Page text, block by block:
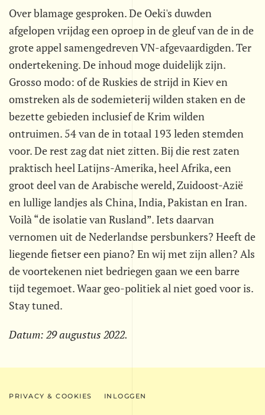
Over blamage gesproken. De Oeki's duwden
afgelopen vrijdag een oproep in de gleuf van de in de
grote appel samengedreven VN-afgevaardigden. Ter
ondertekening. De inhoud moge duidelijk zijn.
Grosso modo: of de Ruskies de strijd in Kiev en
omstreken als de sodemieterij wilden staken en de
bezette gebieden inclusief de Krim wilden
ontruimen. 54 van de in totaal 193 leden stemden
voor. De rest zag dat niet zitten. Bij die rest zaten
praktisch heel Latijns-Amerika, heel Afrika, een
groot deel van de Arabische wereld, Zuidoost-Azië
en lullige landjes als China, India, Pakistan en Iran.
Voilà “de isolatie van Rusland”. Iets daarvan
vernomen uit de Nederlandse persbunkers? Heeft de
liegende fietser een piano? En wij met zijn allen? Als
de voortekenen niet bedriegen gaan we een barre
tijd tegemoet. Waar geo-politiek al niet goed voor is.
Stay tuned.
Datum: 29 augustus 2022.
PRIVACY & COOKIES INLOGGEN